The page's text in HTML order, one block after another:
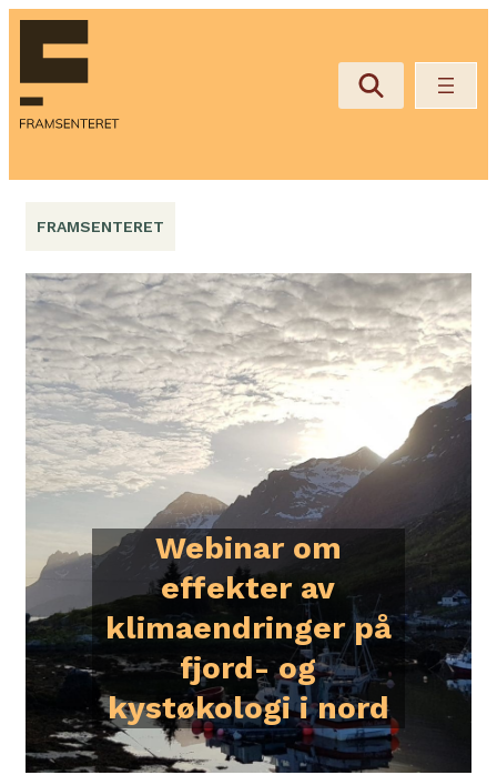
Hopp
innhold
FRAMSENTERET
Webinar om
effekter av
klimaendringer på
fjord- og
kystøkologi i nord